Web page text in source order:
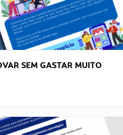
SEM GASTAR MUITO